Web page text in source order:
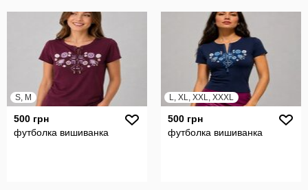
S, M
500 грн
футболка вишиванка
L, XL, XXL, XXXL
500 грн
футболка вишиванка